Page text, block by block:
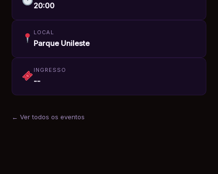
20:00
LOCAL
Parque Unileste
INGRESSO
--
← Ver todos os eventos